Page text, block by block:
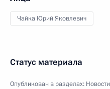
Чайка Юрий Яковлевич
Статус материала
Опубликован в разделах: Новости